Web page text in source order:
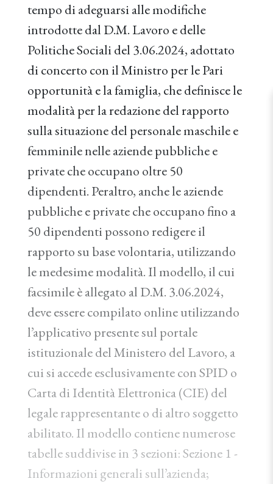
tempo di adeguarsi alle modifiche
introdotte dal D.M. Lavoro e delle
Politiche Sociali del 3.06.2024, adottato
di concerto con il Ministro per le Pari
opportunità e la famiglia, che definisce le
modalità per la redazione del rapporto
sulla situazione del personale maschile e
femminile nelle aziende pubbliche e
private che occupano oltre 50
dipendenti. Peraltro, anche le aziende
pubbliche e private che occupano fino a
50 dipendenti possono redigere il
rapporto su base volontaria, utilizzando
le medesime modalità. Il modello, il cui
facsimile è allegato al D.M. 3.06.2024,
deve essere compilato online utilizzando
l’applicativo presente sul portale
istituzionale del Ministero del Lavoro, a
cui si accede esclusivamente con SPID o
Carta di Identità Elettronica (CIE) del
legale rappresentante o di altro soggetto
abilitato. Il modello contiene numerose
tabelle suddivise in 3 sezioni: Sezione 1 -
Informazioni generali sull’azienda;